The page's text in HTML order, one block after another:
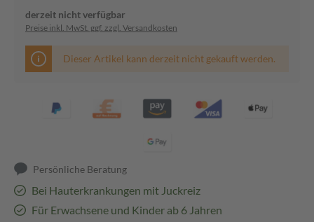
derzeit nicht verfügbar
Preise inkl. MwSt. ggf. zzgl. Versandkosten
Dieser Artikel kann derzeit nicht gekauft werden.
Persönliche Beratung
Bei Hauterkrankungen mit Juckreiz
Für Erwachsene und Kinder ab 6 Jahren